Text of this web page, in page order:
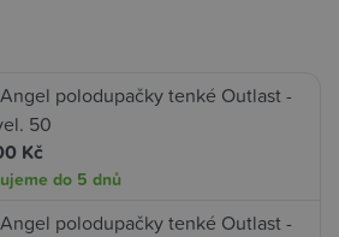
polodupačky tenké Outlast -
50
Kč
do 5 dnů
polodupačky tenké Outlast -